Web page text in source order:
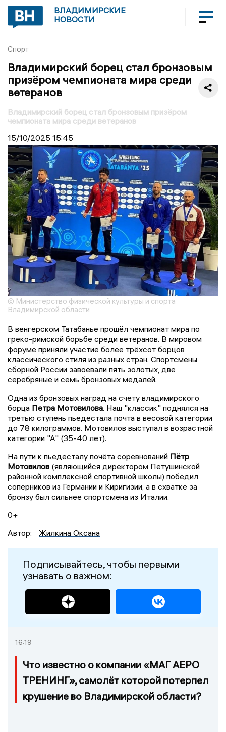
ВЛАДИМИРСКИЕ
НОВОСТИ
Спорт
Владимирский борец стал бронзовым
призёром чемпионата мира среди
ветеранов
Владимирский борец стал бронзовым призёром
чемпионата мира среди ветеранов
15/10/2025 15:45
© Министерство физической культуры и спорта
Владимирской области
В венгерском Татабанье прошёл чемпионат мира по
греко-римской борьбе среди ветеранов. В мировом
форуме приняли участие более трёхсот борцов
классического стиля из разных стран. Спортсмены
сборной России завоевали пять золотых, две
серебряные и семь бронзовых медалей.
Одна из бронзовых наград на счету владимирского
борца Петра Мотовилова. Наш "классик" поднялся на
третью ступень пьедестала почта в весовой категории
до 78 килограммов. Мотовилов выступал в возрастной
категории "А" (35-40 лет).
На пути к пьедесталу почёта соревнований Пётр
Мотовилов (являющийся директором Петушинской
районной комплексной спортивной школы) победил
соперников из Германии и Киригизии, а в схватке за
бронзу был сильнее спортсмена из Италии.
0+
Автор:
Жилкина Оксана
Подписывайтесь, чтобы первыми
узнавать о важном:
16:19
Что известно о компании «МАГ АЕРО
ТРЕНИНГ», самолёт которой потерпел
крушение во Владимирской области?